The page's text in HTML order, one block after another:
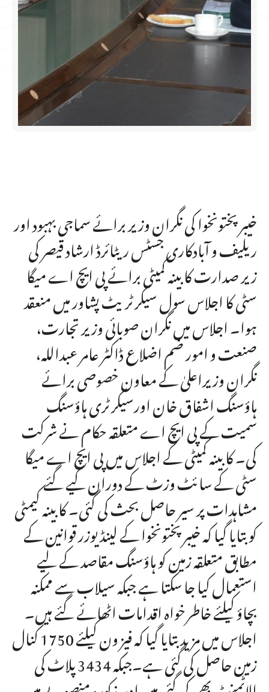
خیبر پختونخوا کی نگران وزیر برائے سماجی بہبود اور
ریلیف و آبادکاری جسٹس ریٹائرڈ ارشاد قیصر کی
زیر صدارت کابینہ کمیٹی برائے پی ایچ اے میگا
سٹی کا اجلاس سول سیکرٹریٹ پشاور میں منعقد
ہوا۔ اجلاس میں نگران صوبائی وزیر تجارت،
صنعت و امور ضم اضلاع ڈاکٹر عامر عبداللہ،
نگران وزیراعلیٰ کے معاون خصوصی برائے
ہاؤسنگ اشفاق خان اورسیکرٹری ہاؤسنگ
سمیت کے پی ایچ اے متعلقہ حکام نے شرکت
کی۔ کابینہ کمیٹی کے اجلاس میں پی ایچ اے میگا
سٹی کے سائٹ وزٹ کے دوران کیے گئے
مشاہدات پر سیر حاصل بحث کی گئی۔ کابینہ کیمٹی
کو بتایا گیا کہ خیبرپختونخوا کے لینڈ یوزر قوانین کے
مطابق متعلقہ زمین کو ہاؤسنگ مقاصد کے لیے
استعمال کیا جا سکتا ہے جبکہ سیلاب سے ممکنہ
بچاؤ کیلئے خاطرخواہ اقدامات اٹھائے گئے ہیں۔
اجلاس میں مزید بتایا گیا کہ فیز ون کیلئے 1750 کنال
زمین حاصل کی گئی ہے۔جبکہ 3434 پلاٹ کی